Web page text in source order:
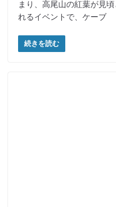
まり、高尾山の紅葉が見
れるイベントで、ケーブ
続きを読む